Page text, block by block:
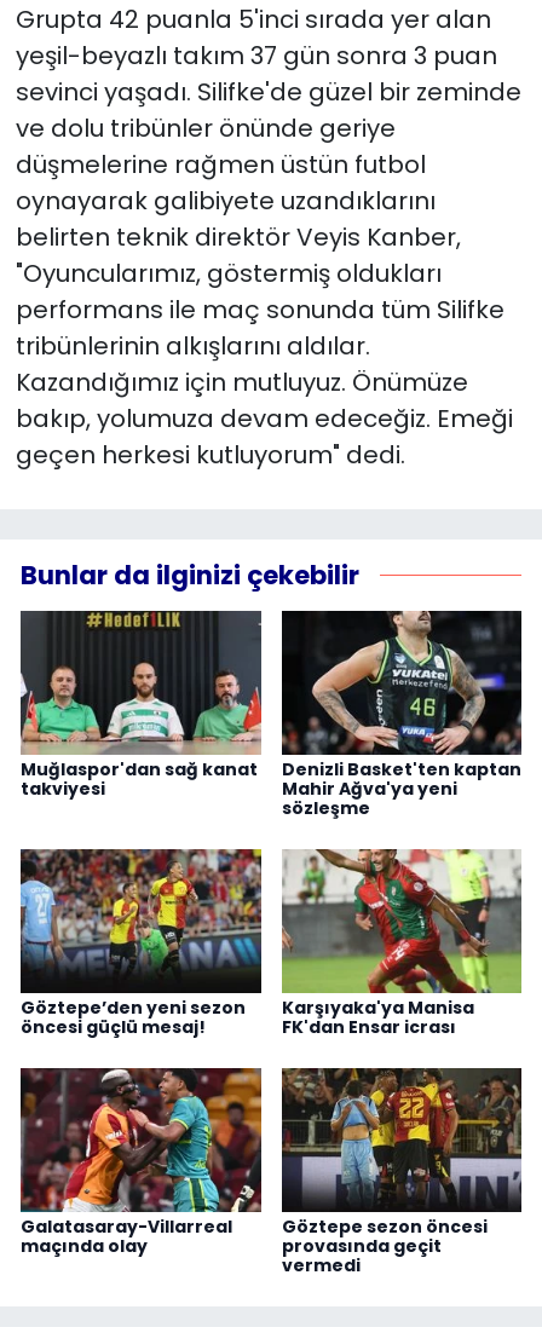
Grupta 42 puanla 5'inci sırada yer alan
yeşil-beyazlı takım 37 gün sonra 3 puan
sevinci yaşadı. Silifke'de güzel bir zeminde
ve dolu tribünler önünde geriye
düşmelerine rağmen üstün futbol
oynayarak galibiyete uzandıklarını
belirten teknik direktör Veyis Kanber,
"Oyuncularımız, göstermiş oldukları
performans ile maç sonunda tüm Silifke
tribünlerinin alkışlarını aldılar.
Kazandığımız için mutluyuz. Önümüze
bakıp, yolumuza devam edeceğiz. Emeği
geçen herkesi kutluyorum" dedi.
Bunlar da ilginizi çekebilir
Muğlaspor'dan sağ kanat
takviyesi
Denizli Basket'ten kaptan
Mahir Ağva'ya yeni
sözleşme
Göztepe’den yeni sezon
öncesi güçlü mesaj!
Karşıyaka'ya Manisa
FK'dan Ensar icrası
Galatasaray-Villarreal
maçında olay
Göztepe sezon öncesi
provasında geçit
vermedi
TEKNOLOJİ
Yaşam
YEREL POLİTİKA
YEREL YÖNETİMLER
Yurt